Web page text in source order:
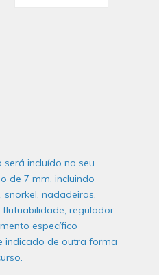
incluído no seu
de 7 mm, incluindo
nadadeiras,
regulador
específico
indicado de outra forma